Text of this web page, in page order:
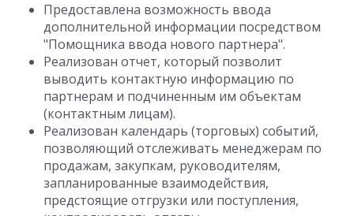
Предоставлена возможность ввода
дополнительной информации посредством
"Помощника ввода нового партнера".
Реализован отчет, который позволит
выводить контактную информацию по
партнерам и подчиненным им объектам
(контактным лицам).
Реализован календарь (торговых) событий,
позволяющий отслеживать менеджерам по
продажам, закупкам, руководителям,
запланированные взаимодействия,
предстоящие отгрузки или поступления,